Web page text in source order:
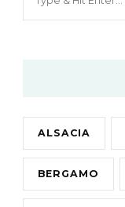
ALSACIA
BERGAMO